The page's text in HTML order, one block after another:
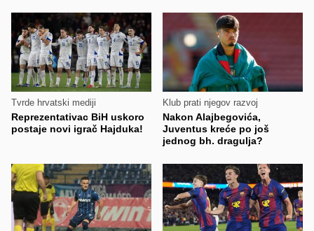
Tvrde hrvatski mediji
Reprezentativac BiH uskoro
postaje novi igrač Hajduka!
Klub prati njegov razvoj
Nakon Alajbegovića,
Juventus kreće po još
jednog bh. dragulja?